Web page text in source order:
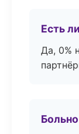
Есть
Да, 0%